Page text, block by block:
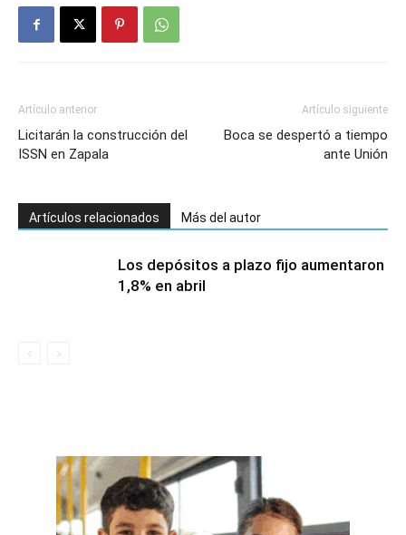
Artículo anterior
Licitarán la construcción del
ISSN en Zapala
Artículo siguiente
Boca se despertó a tiempo
ante Unión
Artículos relacionados Más del autor
Los depósitos a plazo fijo aumentaron
1,8% en abril